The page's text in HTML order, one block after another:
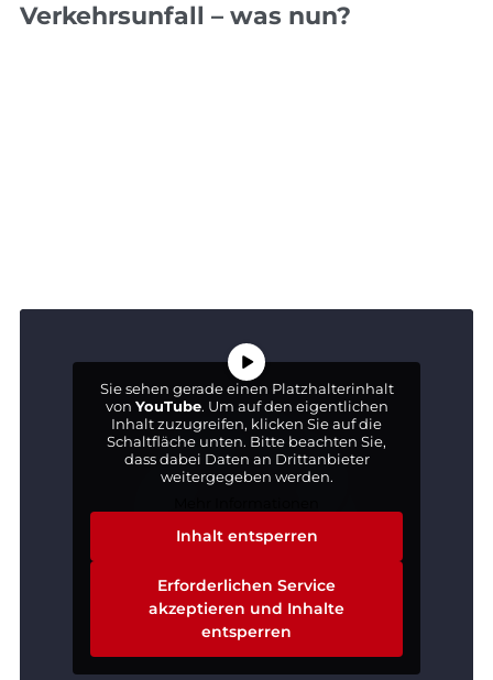
Verkehrsunfall – was nun?
Sie sehen gerade einen Platzhalterinhalt
von YouTube. Um auf den eigentlichen
Inhalt zuzugreifen, klicken Sie auf die
Schaltfläche unten. Bitte beachten Sie,
dass dabei Daten an Drittanbieter
weitergegeben werden.
Inhalt entsperren
Erforderlichen Service
akzeptieren und Inhalte
entsperren